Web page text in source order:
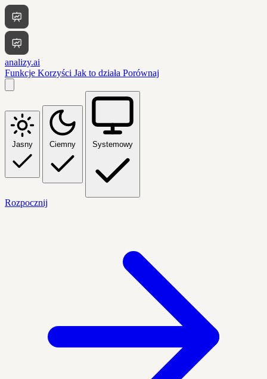
analizy.ai
Funkcje Korzyści Jak to działa Porównaj
Jasny Ciemny Systemowy
Rozpocznij